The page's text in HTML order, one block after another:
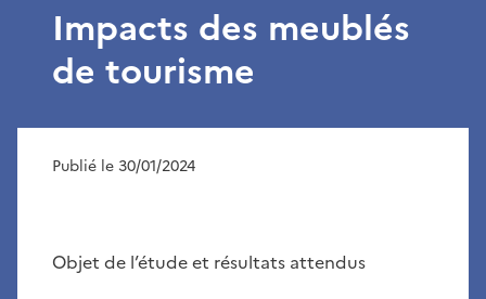
Impacts des meublés
de tourisme
Publié le 30/01/2024
Objet de l’étude et résultats attendus